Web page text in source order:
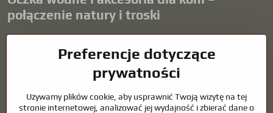
połączenie natury i troski
harmonijne środowisko sprzyjające relaksowi i życiu zwierząt
wodnych. Odpowiednia technologia, filtracja i regularna
konserwacja są kluczem do czystej wody i zdrowego stawu przez
naszego życia.
Preferencje dotyczące
prywatności
Używamy plików cookie, aby usprawnić Twoją wizytę na tej
stronie internetowej, analizować jej wydajność i zbierać dane o